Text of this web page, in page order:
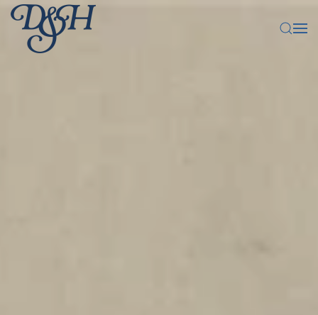
Zum Hauptinhalt springen